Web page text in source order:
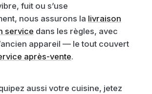
fuit ou s’use
nous assurons la livraison
service dans les règles, avec
appareil — le tout couvert
après-vente.
aussi votre cuisine, jetez